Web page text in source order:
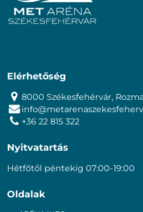
Elérhetőség
8000 Székesfehérvár,
+36 22 815 322
Nyitvatartás
Hétfőtől péntekig 07:00-19:00
Oldalak